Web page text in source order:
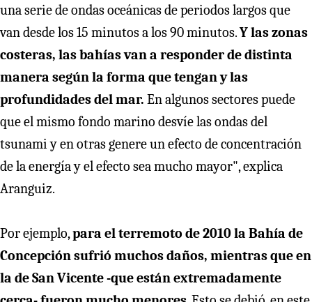
una serie de ondas oceánicas de periodos largos que
van desde los 15 minutos a los 90 minutos.Y las zonas
costeras, las bahías van a responder de distinta
manera según la forma que tengan y las
profundidades del mar. En algunos sectores puede
que el mismo fondo marino desvíe las ondas del
tsunami y en otras genere un efecto de concentración
de la energía y el efecto sea mucho mayor", explica
Aranguiz.
Por ejemplo,para el terremoto de 2010 la Bahía de
Concepción sufrió muchos daños, mientras que en
la de San Vicente -que están extremadamente